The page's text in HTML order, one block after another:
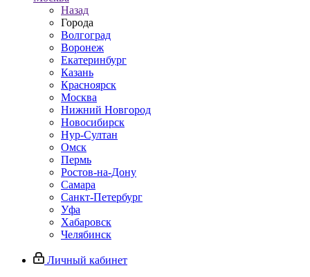
Назад
Города
Волгоград
Воронеж
Екатеринбург
Казань
Красноярск
Москва
Нижний Новгород
Новосибирск
Нур-Султан
Омск
Пермь
Ростов-на-Дону
Самара
Санкт-Петербург
Уфа
Хабаровск
Челябинск
Личный кабинет